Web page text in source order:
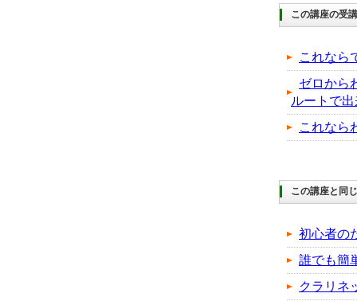
この講座の受
これなら
ゼロから
ルートで
これなら
この講座と同
初心者の
誰でも簡
クラリネ